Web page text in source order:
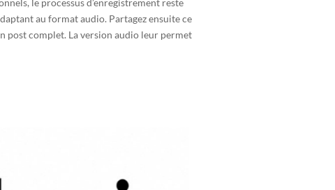
le processus d’enregistrement reste
au format audio. Partagez ensuite ce
post complet. La version audio leur permet